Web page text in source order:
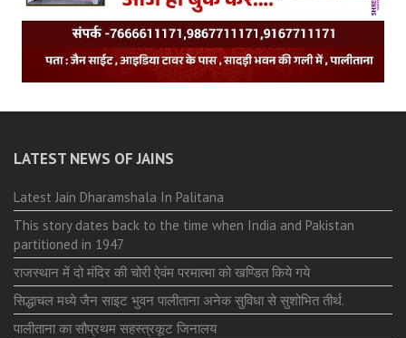
LATEST NEWS OF JAINS
Latest Jain Dharamshala In Palitana
This story dates back to the time when India and Pakistan
partitioned in 1947
राजस्थान में दो मंदिर की चोरी ऐवंम परमात्मा को खण्डित किये गये
सिद्धाचल मध्ये जैन साइट भुवन पालीताना अनेक सुविधा से सुशोभित तीर्थ.
पालीताना का सौप्रथम सहस्त्रकूट जिनालय